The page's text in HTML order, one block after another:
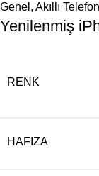
Genel , Akıllı Telefon
Yenilenmiş
RENK
HAFIZA